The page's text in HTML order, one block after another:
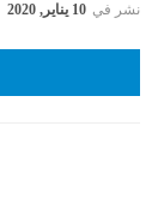
نشر في 10 يناير, 2020